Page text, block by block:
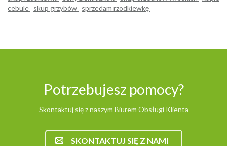
cebule skup grzybów sprzedam rzodkiewkę
Potrzebujesz pomocy?
Skontaktuj się z naszym Biurem Obsługi Klienta
SKONTAKTUJ SIĘ Z NAMI